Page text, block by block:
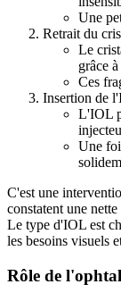
Une
Retrait du
Le
grâce
Ces
Insertion de
L'IOL
Une
C'est une
constatent une
Le type d'IOL est
les besoins visuels
Rôle de